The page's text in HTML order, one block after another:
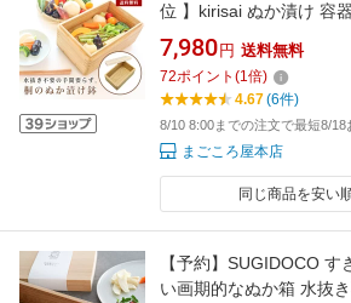
位 】kirisai ぬか漬け 容
ぬか漬け鉢 日本製 約
庫 冷凍庫対応 ぬか床容
100%天然木桐材 水抜き
7,980 円 送料無料
72ポイント (1倍)
4.67(6件)
8/10 8:00までの注文で最短8/18
まごころ屋本店
同じ商品を安い
【予約】SUGIDOCO
い画期的なぬか箱 水抜